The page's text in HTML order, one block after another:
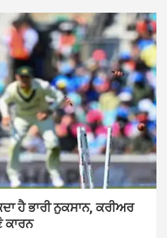
ਹੈ ਭਾਰੀ ਨੁਕਸਾਨ, ਕਰੀਅਰ
ਕਾਰਨ